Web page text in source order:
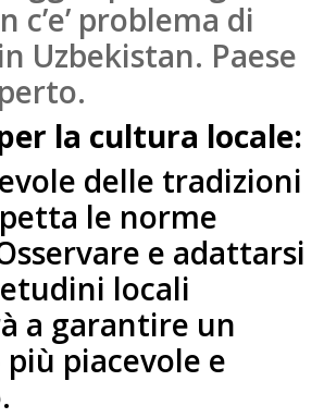
c’e’ problema di
Uzbekistan. Paese
la cultura locale:
delle tradizioni
le norme
e adattarsi
locali
a garantire un
piacevole e